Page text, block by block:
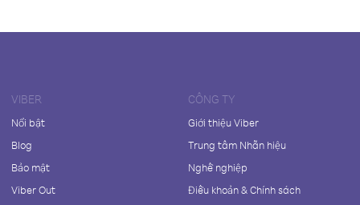
VIBER
Nổi bật
Blog
Bảo mật
Viber Out
CÔNG TY
Giới thiệu Viber
Trung tâm Nhãn hiệu
Nghề nghiệp
Điều khoản & Chính sách